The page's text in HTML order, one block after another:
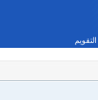
التقويم